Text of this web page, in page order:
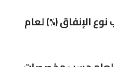
الإنفاق (%) لعام